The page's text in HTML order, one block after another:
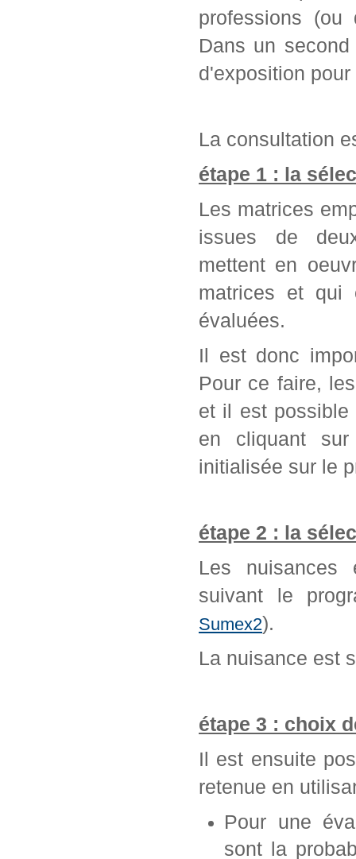
professions (ou
Dans un
d'exposition
La consultation
étape 1 : la
Les matrices
issues de
mettent en
matrices et qui
évaluées.
Il est donc
Pour ce faire,
et il est possible
en cliquant
initialisée sur le
étape 2 : la
Les nuisances
suivant le
Sumex2).
La nuisance est
étape 3 : choix
Il est ensuite
retenue en
Pour une
sont la